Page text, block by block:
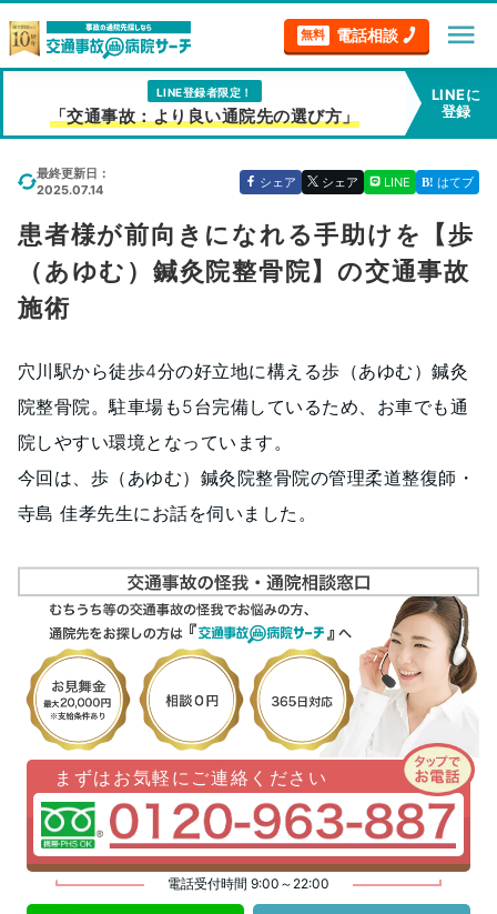
無料 電話相談 menu
LINE登録者限定！
「交通事故：より良い通院先の選び方」
LINEに
登録
最終更新日：
2025.07.14
シェア シェア LINE はてブ
患者様が前向きになれる手助けを【歩
（あゆむ）鍼灸院整骨院】の交通事故
施術
穴川駅から徒歩4分の好立地に構える歩（あゆむ）鍼灸
院整骨院。駐車場も5台完備しているため、お車でも通
院しやすい環境となっています。
今回は、歩（あゆむ）鍼灸院整骨院の管理柔道整復師・
寺島 佳孝先生にお話を伺いました。
まずはお気軽にご連絡ください
電話受付時間 9:00～22:00